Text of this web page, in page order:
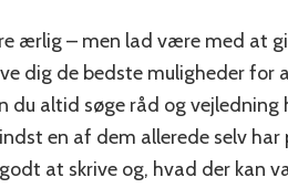
ærlig – men lad være med at
dig de bedste muligheder
du altid søge råd og
en af dem allerede selv
at skrive og, hvad der kan